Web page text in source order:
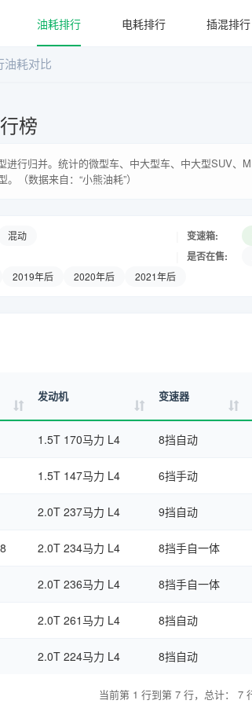
油耗排行 电耗排行 插混排行
油耗对比
榜
进行归并。统计的微型车、中大型车、中大型SUV、
（数据来自：“小熊油耗”）
混动 变速箱:
是否在售:
2019年后 2020年后 2021年后
发动机 变速器
1.5T 170马力 L4 8挡自动
1.5T 147马力 L4 6挡手动
2.0T 237马力 L4 9挡自动
2.0T 234马力 L4 8挡手自一体
2.0T 236马力 L4 8挡手自一体
2.0T 261马力 L4 8挡自动
2.0T 224马力 L4 8挡自动
当前第 1 行到第 7 行，总计： 7